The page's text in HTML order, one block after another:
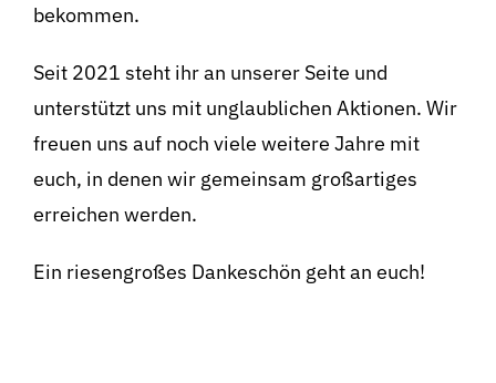
bekommen.
Seit 2021 steht ihr an unserer Seite und
unterstützt uns mit unglaublichen Aktionen. Wir
freuen uns auf noch viele weitere Jahre mit
euch, in denen wir gemeinsam großartiges
erreichen werden.
Ein riesengroßes Dankeschön geht an euch!